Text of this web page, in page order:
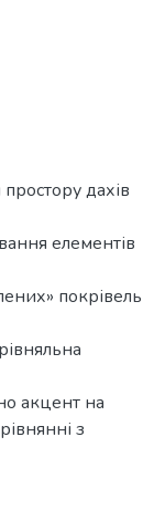
дахів
елементів
покрівель
акцент на
з